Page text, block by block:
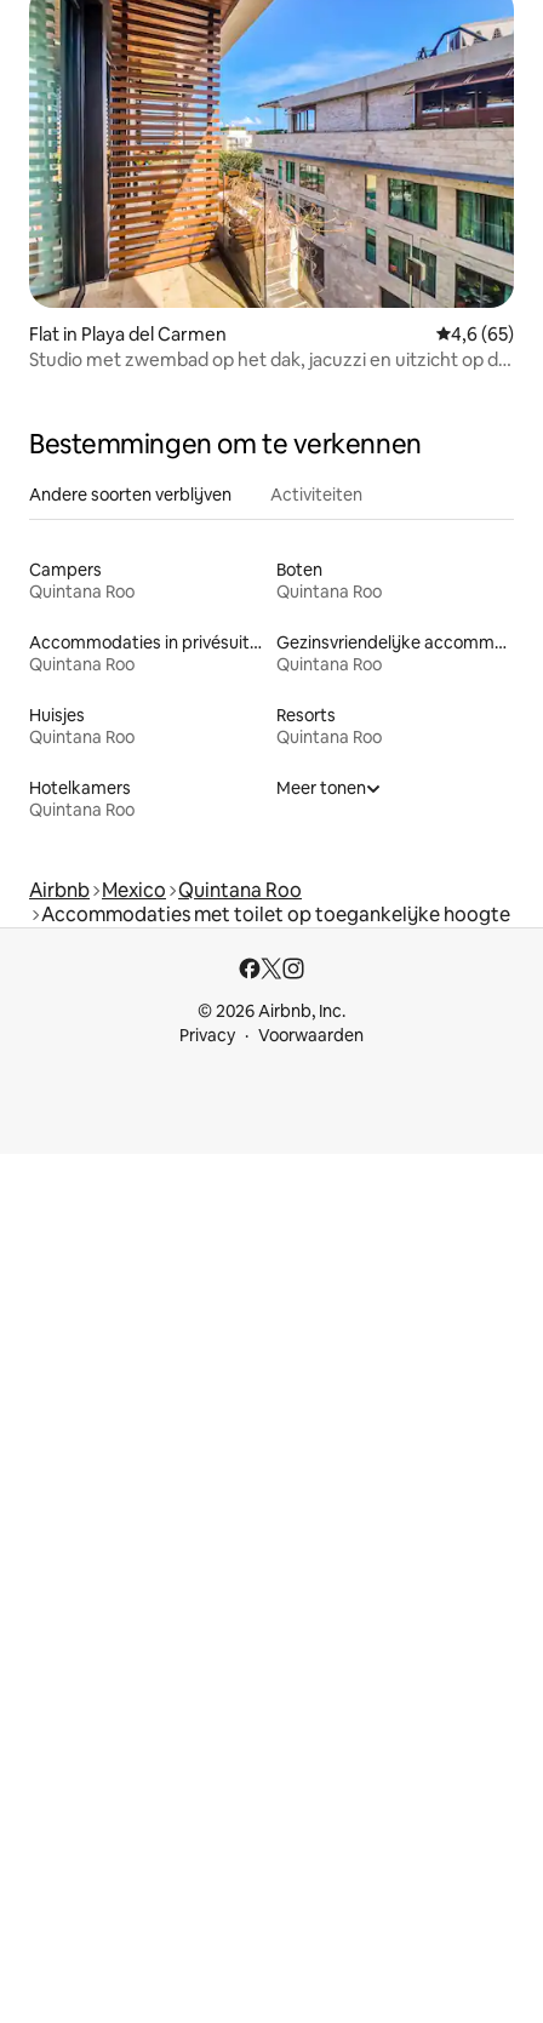
Flat in Playa del Carmen Gemiddelde
4,6 (65)
Studio met zwembad op het dak, jacuzzi en uitzicht op de
Bestemmingen om te verkennen
Andere soorten verblijven Activiteiten
Campers
Quintana Roo
Boten
Quintana Roo
Accommodaties in privésuites
Quintana Roo
Gezinsvriendelijke accommodaties
Quintana Roo
Huisjes
Quintana Roo
Resorts
Quintana Roo
Hotelkamers
Quintana Roo
Meer tonen
Airbnb Mexico Quintana Roo
Accommodaties met toilet op toegankelijke hoogte
© 2026 Airbnb, Inc.
Privacy
Voorwaarden